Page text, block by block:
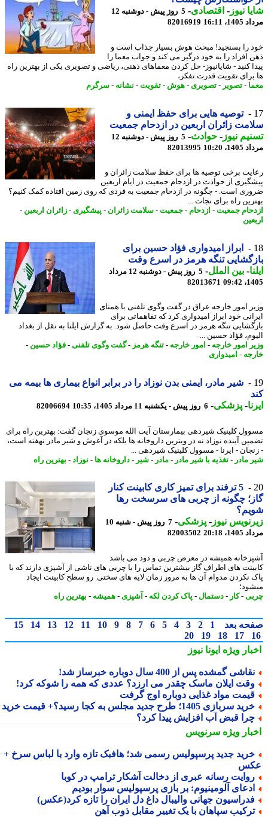
نیوز-اقتصادی-
5 روز پیش - دوشنبه 12
16:11
82016919
را بسنجید! مبحث هوش بسیار جذاب است و
افراد را به خود درگیر می کند و جواب معما را
کنید - شایانیوز- حل کردن معماهای ذهنی، ریاضی و تصویری یکی از بهترین راه
تقویت قدرت تفکر،
-تصویر-تصویری- هوش-تقویت-نشانه-سرگرم
توصیه هایی برای حفظ ایمنی و
زائران اربعین در ازدحام جمعیت
نیوز-حوادث -
5 روز پیش - دوشنبه 12
10:20
82013995
برخی توصیه ها برای حفظ سلامت زائران و
از حوادث در ازدحام جمعیت در ایام اربعین
است. - چگونه در ازدحام جمعیت به فردی که روی زمین افتاده کمک کنیم؟
راه برای نجات ...
جمعیت-ازدحام-جمعیت-سلامت زائران- پیشگیری- زائران اربعین -
ابراز امیدواری فؤاد حسین برای
تنگه هرمز در اسرع وقت
-بین الملل-
5 روز پیش - دوشنبه 12 مرداد
82013671
امور خارجه عراق در گفت وگوی تلفنی با همتای
خود ابراز امیدواری کرد که تفاهماتی برای
تنگه هرمز در اسرع وقت حاصل شود. به گزارش ایلنا به نقل از بغداد
فؤاد حسین ...
امور خارجه-امور خارجه-تنگه هرمز- گفت وگوی تلفنی-فؤاد حسین-
-امیدواری
شیر مادر، ایمنی بدن نوزاد را در برابر انواع بیماری ها بیمه می
-پزشکی-6 روز پیش - یکشنبه 11 مرداد 1405، 10:35 82006694
کلینیک شیردهی بیمارستان آیت الله موسوی زنجان گفت: بهترین راه برای
آینده نوزاد نه در ویترین داروخانه ها بلکه در آغوش و شیر مادر نهفته است،
- ایرنا - مسوول کلینیک شیردهی ...
مادر -تغذیه با شیر مادر -مادر -شیر -داروخانه ها- نوزاد- بهترین راه
5 ترفند برای تمیز کاری کابینت کنار
چگونه از چربی های سرسخت رها
نیوز-پزشکی-
7 روز پیش - شنبه 10
20:18
82003502
همیشه در معرض چربی و دود می باشد
های اطراف گاز بیشترین تماس را با چربی های ناشی از آشپزی دارند که با
نکردن مدوام آن ها به مرور زمان لایه های سختی رو سطح کابینت ایجاد
- کار -دستمال-پاک کردن لکه-آشپزی- همیشه-بهترین راه
بعد 1
2
3
4
5
6
7
8
9
10
11
12
13
14
15
17
18
19
20
ویژهایونا نیوز
گمشده پس از 400 سال دوباره خبرساز شد!
ایلان ماسک چقدر می ارزد؟ عددی که همه را شوکه کرد!
مواد غذایی دوباره اوج گرفت
سربازی 1405؛ طرح جدید مجلس به کجا رسید؟+ قیمت خرید
قبض آب افزایش پیدا کرد؟
ویژهسرنویس
جدید پرسپولیس رسمی شد؛ هافبک تازه وارد با لباس سرخ +
رسانه عبری از دخالت آشکار ترامپ در کوبا
آلومینیوم: بر بازی پرسپولیس سوار بودیم
جهانی والیبال داغ دل ایران را تازه کرد(عکس)
سپاهان با یک تغییر مقابل ذوب آهن